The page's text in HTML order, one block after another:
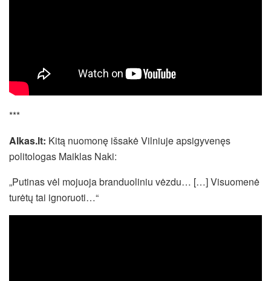
***
Alkas.lt: Kitą nuomonę išsakė Vilniuje apsigyvenęs
politologas Maiklas Naki:
„Putinas vėl mojuoja branduoliniu vėzdu… […] Visuomenė
turėtų tai ignoruoti…“